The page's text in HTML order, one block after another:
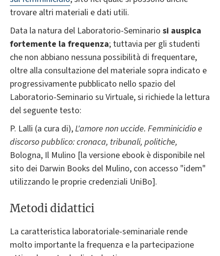
trovare altri materiali e dati utili.
Data la natura del Laboratorio-Seminario si auspica
fortemente la frequenza; tuttavia per gli studenti
che non abbiano nessuna possibilità di frequentare,
oltre alla consultazione del materiale sopra indicato e
progressivamente pubblicato nello spazio del
Laboratorio-Seminario su Virtuale, si richiede la lettura
del seguente testo:
P. Lalli (a cura di),L'amore non uccide. Femminicidio e
discorso pubblico: cronaca, tribunali, politiche,
Bologna, Il Mulino [la versione ebook è disponibile nel
sito dei Darwin Books del Mulino, con accesso "idem"
utilizzando le proprie credenziali UniBo].
Metodi didattici
La caratteristica laboratoriale-seminariale rende
molto importante la frequenza e la partecipazione